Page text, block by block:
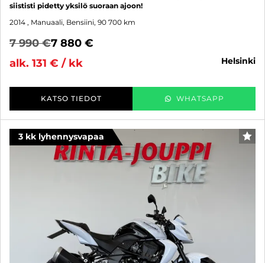
siististi pidetty yksilö suoraan ajoon!
2014 , Manuaali, Bensiini, 90 700 km
7 990 €7 880 €
alk. 131 € / kk
helsinki
KATSO TIEDOT WHATSAPP
3 kk lyhennysvapaa